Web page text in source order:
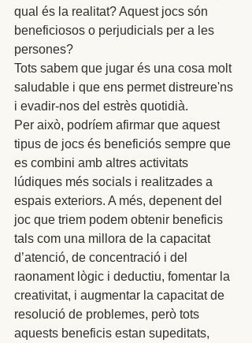
qual és la realitat? Aquest jocs són
beneficiosos o perjudicials per a les
persones?
Tots sabem que jugar és una cosa molt
saludable i que ens permet distreure'ns
i evadir-nos del estrès quotidià.
Per això, podríem afirmar que aquest
tipus de jocs és beneficiós sempre que
es combini amb altres activitats
lúdiques més socials i realitzades a
espais exteriors. A més, depenent del
joc que triem podem obtenir beneficis
tals com una millora de la capacitat
d’atenció, de concentració i del
raonament lògic i deductiu, fomentar la
creativitat, i augmentar la capacitat de
resolució de problemes, però tots
aquests beneficis estan supeditats,